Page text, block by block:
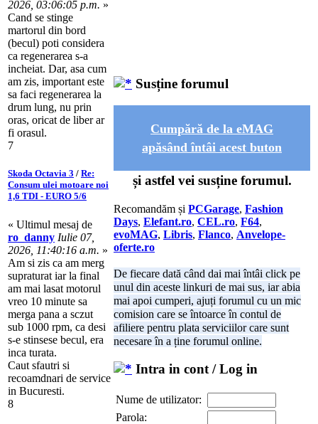
2026, 03:06:05 p.m. »
Cand se stinge
martorul din bord
(becul) poti considera
ca regenerarea s-a
incheiat. Dar, asa cum
am zis, important este
sa faci regenerarea la
drum lung, nu prin
oras, oricat de liber ar
fi orasul.
7
Skoda Octavia 3 / Re:
Consum ulei motoare noi
1,6 TDI - EURO 5/6
« Ultimul mesaj de
ro_danny Iulie 07,
2026, 11:40:16 a.m. »
Am si zis ca am merg
supraturat iar la final
am mai lasat motorul
vreo 10 minute sa
merga pana a sczut
sub 1000 rpm, ca desi
s-e stinsese becul, era
inca turata.
Caut sfautri si
recoamdnari de service
in Bucuresti.
8
Susține forumul
Cumpără de la eMAG
apăsând întâi acest buton
și astfel vei susține forumul.
Recomandăm și PCGarage, Fashion
Days, Elefant.ro, CEL.ro, F64,
evoMAG, Libris, Flanco, Anvelope-
oferte.ro
De fiecare dată când dai mai întâi click pe
unul din aceste linkuri de mai sus, iar abia
mai apoi cumperi, ajuți forumul cu un mic
comision care se întoarce în contul de
afiliere pentru plata serviciilor care sunt
necesare în a ține forumul online.
Intra in cont / Log in
Nume de utilizator:
Parola: